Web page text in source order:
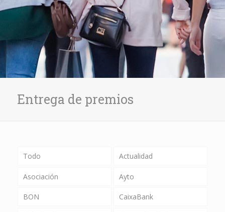
Entrega de premios
Todo Actualidad
Asociación Ayto
BON CaixaBank